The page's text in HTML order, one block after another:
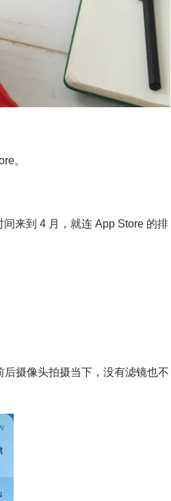
。
来到 4 月，就连 App Store 的排
摄像头拍摄当下，没有滤镜也不